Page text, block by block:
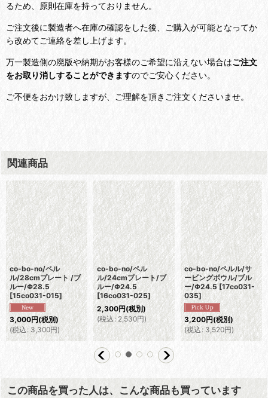
るため、原則在庫を持っておりません。
ご注文後に製造者へ在庫の確認をした後、ご購入が可能となってか
ら改めてご連絡を差し上げます。
万一製造側の廃版や納期がお客様のご希望に沿えない場合はご注文
をお取り消しすることができますのでご安心ください。
ご不便をおかけ致しますが、ご理解を頂きご注文くださいませ。
関連商品
co-bo-no/ペル
ル/28cmプレート /ブ
ルー/Φ28.5
[15co031-015]
3,000円(税別)
(税込: 3,300円)
co-bo-no/ペル
ル/24cmプレート/ブ
ルー/Φ24.5
[16co031-025]
2,300円(税別)
(税込 : 2,530円)
co-bo-no/ペルル/サ
ービングボウル/ブル
ー/Φ24.5 [17co031-
035]
3,200円(税別)
(税込: 3,520円)
この商品を買った人は、こんな商品も買っています